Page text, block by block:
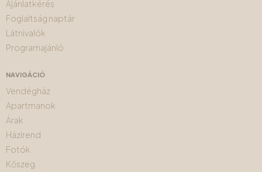
Ajánlatkérés
Foglaltság naptár
Látnivalók
Programajánló
NAVIGÁCIÓ
Vendégház
Apartmanok
Árak
Házirend
Fotók
Kőszeg